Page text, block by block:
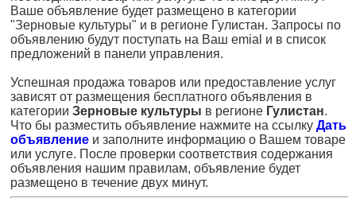
Ваше объявление будет размещено в категории
"Зерновые культуры" и в регионе Гулистан. Запросы по
объявлению будут поступать на Ваш emial и в список
предложений в панели управления.
Успешная продажа товаров или предоставление услуг
зависят от размещения бесплатного объявления в
категории Зерновые культуры в регионе Гулистан.
Что бы разместить объявление нажмите на ссылку Дать
объявление и заполните информацию о Вашем товаре
или услуге. После проверки соответствия содержания
объявления нашим правилам, объявление будет
размещено в течение двух минут.